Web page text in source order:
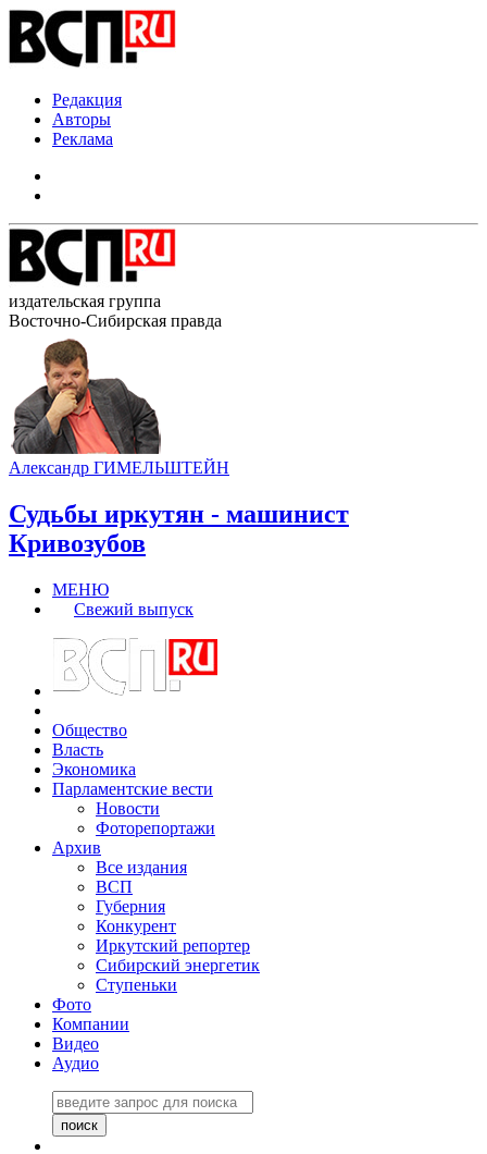
Редакция
Авторы
Реклама
издательская группа
Восточно-Сибирская правда
Александр ГИМЕЛЬШТЕЙН
Судьбы иркутян - машинист
Кривозубов
МЕНЮ
Свежий выпуск
Общество
Власть
Экономика
Парламентские вести
Новости
Фоторепортажи
Архив
Все издания
ВСП
Губерния
Конкурент
Иркутский репортер
Сибирский энергетик
Ступеньки
Фото
Компании
Видео
Аудио